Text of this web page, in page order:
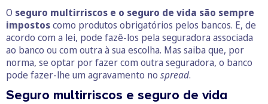
O seguro multirriscos e o seguro de vida são sempre
impostoscomo produtos obrigatórios pelos bancos. E, de
acordo com a lei, pode fazê-los pela seguradora associada
ao banco ou com outra à sua escolha. Mas saiba que, por
norma, se optar por fazer com outra seguradora, o banco
pode fazer-lhe um agravamento no spread.
Seguro multirriscos e seguro de vida